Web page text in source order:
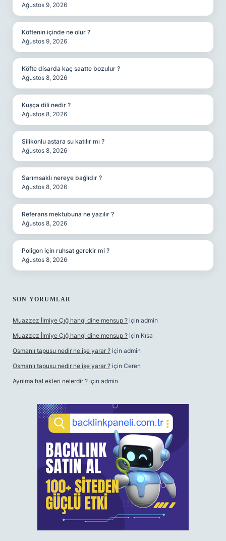
Ağustos 9, 2026
Köftenin içinde ne olur ?
Ağustos 9, 2026
Köfte disarda kaç saatte bozulur ?
Ağustos 8, 2026
Kuşça dili nedir ?
Ağustos 8, 2026
Silikonlu astara su katılır mı ?
Ağustos 8, 2026
Sarımsaklı nereye bağlıdır ?
Ağustos 8, 2026
Referans mektubuna ne yazılır ?
Ağustos 8, 2026
Poligon için ruhsat gerekir mi ?
Ağustos 8, 2026
SON YORUMLAR
Muazzez İlmiye Çığ hangi dine mensup ? için admin
Muazzez İlmiye Çığ hangi dine mensup ? için Kısa
Osmanlı tapusu nedir ne işe yarar ? için admin
Osmanlı tapusu nedir ne işe yarar ? için Ceren
Ayrılma hal ekleri nelerdir ? için admin